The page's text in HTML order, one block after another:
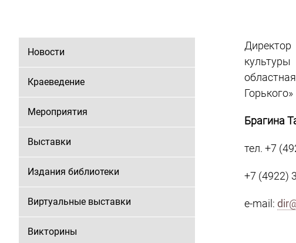
Новости
Краеведение
Мероприятия
Выставки
Издания библиотеки
Виртуальные выставки
Викторины
Горького»
Брагина
тел. +7
+7 (4922)
e-mail: